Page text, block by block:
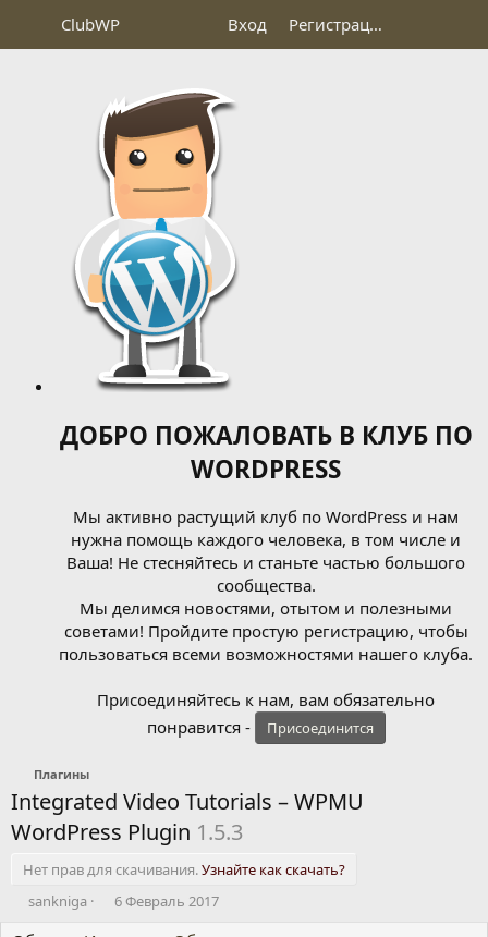
ClubWP Вход Регистрация
ДОБРО ПОЖАЛОВАТЬ В КЛУБ ПО
WORDPRESS
Мы активно растущий клуб по WordPress и нам
нужна помощь каждого человека, в том числе и
Ваша! Не стесняйтесь и станьте частью большого
сообщества.
Мы делимся новостями, отытом и полезными
советами! Пройдите простую регистрацию, чтобы
пользоваться всеми возможностями нашего клуба.
Присоединяйтесь к нам, вам обязательно
понравится -
Присоединится
Плагины
Integrated Video Tutorials – WPMU
WordPress Plugin 1.5.3
Нет прав для скачивания.Узнайте как скачать?
А
sankniga
Д
6 Февраль 2017